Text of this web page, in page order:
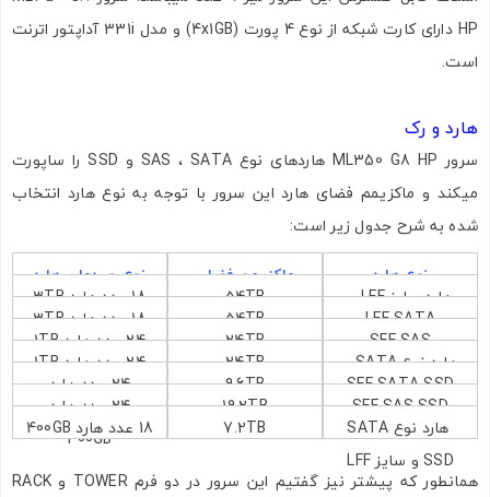
HP دارای کارت شبکه از نوع 4 پورت (4x1GB) و مدل 331i آداپتور اترنت
است.
هارد و رک
سرور ML350 G8 HP هاردهای نوع SAS ، SATA و SSD را ساپورت
میکند و ماکزیمم فضای هارد این سرور با توجه به نوع هارد انتخاب
شده به شرح جدول زیر است:
نوع هارد
ماکزیمم فضای
هارد
نوع چیدمان هارد
هارد سایز LFF و
نوع SAS
54TB
18 عدد هارد 3TB
LFF SATA
54TB
18 عدد هارد 3TB
SFF SAS
24TB
24 عدد هارد 1TB
هارد نوع SATA و
سایز SFF
24TB
24 عدد هارد 1TB
SFF SATA SSD
9.6TB
24 عدد هارد
400GB
SFF SAS SSD
19.2TB
24 عدد هارد
400GB
هارد نوع SATA
SSD و سایز LFF
7.2TB
18 عدد هارد 400GB
همانطور که پیشتر نیز گفتیم این سرور در دو فرم TOWER و RACK
تصاویر رسمی